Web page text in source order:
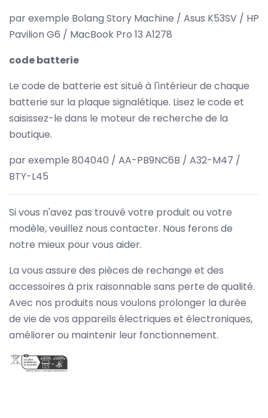
par exemple Bolang Story Machine / Asus K53SV / HP
Pavilion G6 / MacBook Pro 13 A1278
code batterie
Le code de batterie est situé à l'intérieur de chaque
batterie sur la plaque signalétique. Lisez le code et
saisissez-le dans le moteur de recherche de la
boutique.
par exemple 804040 / AA-PB9NC6B / A32-M47 /
BTY-L45
Si vous n'avez pas trouvé votre produit ou votre
modèle, veuillez nous contacter. Nous ferons de
notre mieux pour vous aider.
La vous assure des pièces de rechange et des
accessoires à prix raisonnable sans perte de qualité.
Avec nos produits nous voulons prolonger la durée
de vie de vos appareils électriques et électroniques,
améliorer ou maintenir leur fonctionnement.